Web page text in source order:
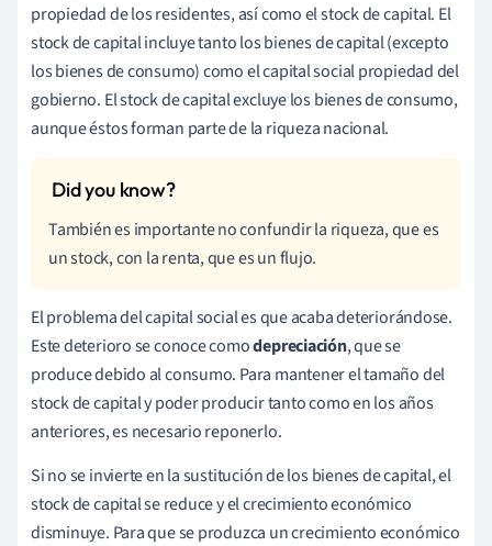
propiedad de los residentes, así como el stock de capital. El
stock de capital incluye tanto los bienes de capital (excepto
los bienes de consumo) como el capital social propiedad del
gobierno. El stock de capital excluye los bienes de consumo,
aunque éstos forman parte de la riqueza nacional.
También es importante no confundir la riqueza, que es
un stock, con la renta, que es un flujo.
El problema del capital social es que acaba deteriorándose.
Este deterioro se conoce comodepreciación, que se
produce debido al consumo. Para mantener el tamaño del
stock de capital y poder producir tanto como en los años
anteriores, es necesario reponerlo.
Si no se invierte en la sustitución de los bienes de capital, el
stock de capital se reduce y el crecimiento económico
disminuye. Para que se produzca un crecimiento económico